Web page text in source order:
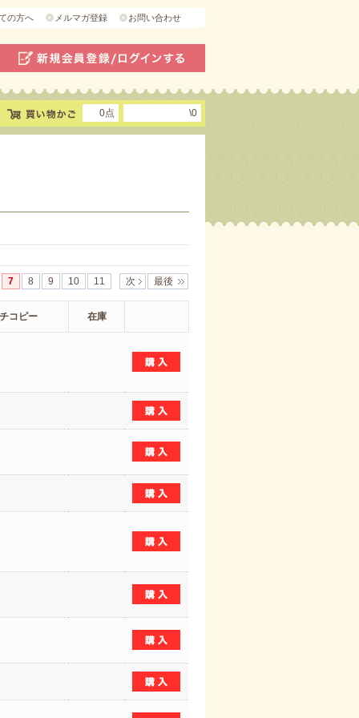
の方へ メルマガ登録 お問い合わせ
0点 \0
7 8 9 10 11 次 最後
コピー 在庫